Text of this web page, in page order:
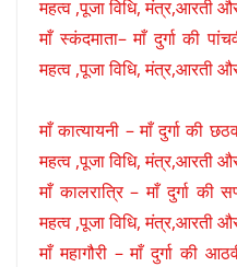
महत्व ,पूजा विधि, मंत्र,आरती
माँ स्कंदमाता– माँ दुर्गा की
महत्व ,पूजा विधि, मंत्र,आरती
माँ कात्यायनी – माँ दुर्गा की
महत्व ,पूजा विधि, मंत्र,आरती
माँ कालरात्रि – माँ दुर्गा की
महत्व ,पूजा विधि, मंत्र,आरती
माँ महागौरी – माँ दुर्गा की